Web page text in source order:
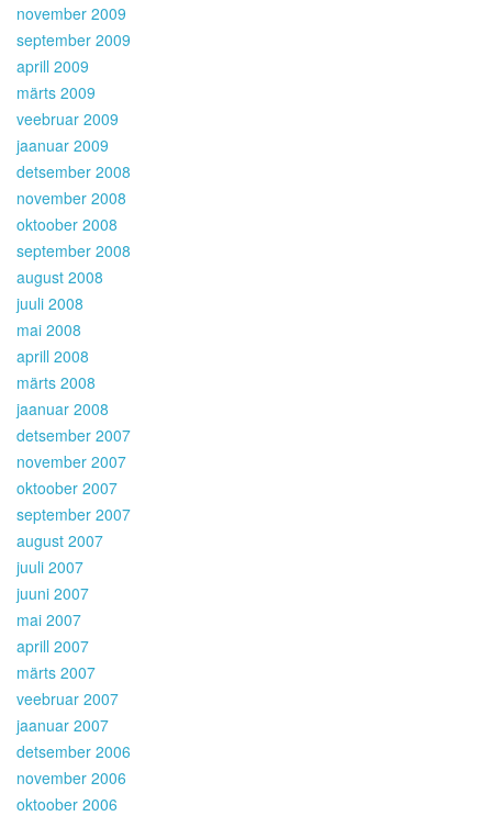
november 2009
september 2009
aprill 2009
märts 2009
veebruar 2009
jaanuar 2009
detsember 2008
november 2008
oktoober 2008
september 2008
august 2008
juuli 2008
mai 2008
aprill 2008
märts 2008
jaanuar 2008
detsember 2007
november 2007
oktoober 2007
september 2007
august 2007
juuli 2007
juuni 2007
mai 2007
aprill 2007
märts 2007
veebruar 2007
jaanuar 2007
detsember 2006
november 2006
oktoober 2006